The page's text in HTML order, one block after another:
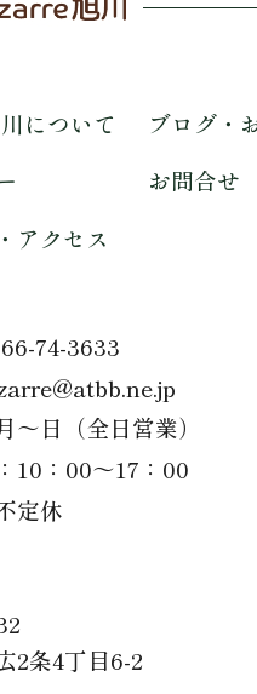
について
ブログ・
お問合せ
アクセス
74-3633
～日（全日営業）
10：00～17：00
定休
2条4丁目6-2